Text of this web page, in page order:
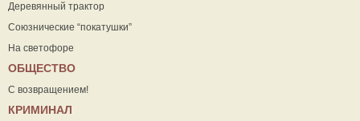
Деревянный трактор
Союзнические “покатушки”
На светофоре
ОБЩЕСТВО
С возвращением!
КРИМИНАЛ